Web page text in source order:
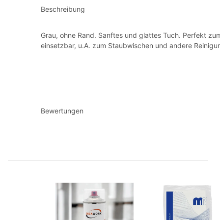
Beschreibung
Grau, ohne Rand. Sanftes und glattes Tuch. Perfekt
einsetzbar, u.A. zum Staubwischen und andere
Bewertungen